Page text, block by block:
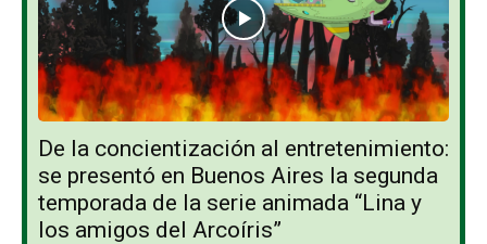
De la concientización al entretenimiento:
se presentó en Buenos Aires la segunda
temporada de la serie animada “Lina y
los amigos del Arcoíris”